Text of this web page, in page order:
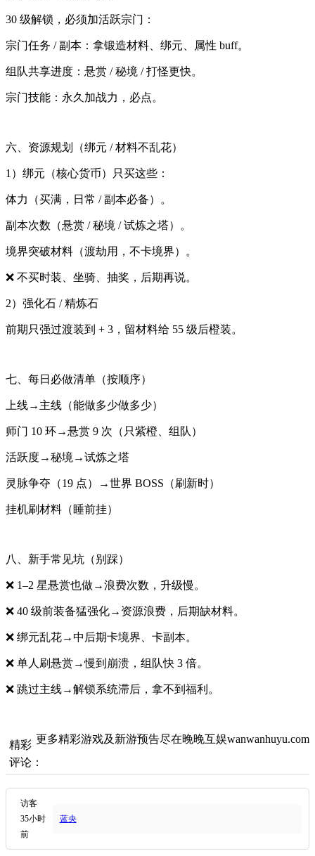
30 级解锁，必须加活跃宗门：
宗门任务 / 副本：拿锻造材料、绑元、属性 buff。
组队共享进度：悬赏 / 秘境 / 打怪更快。
宗门技能：永久加战力，必点。
六、资源规划（绑元 / 材料不乱花）
1）绑元（核心货币）只买这些：
体力（买满，日常 / 副本必备）。
副本次数（悬赏 / 秘境 / 试炼之塔）。
境界突破材料（渡劫用，不卡境界）。
❌ 不买时装、坐骑、抽奖，后期再说。
2）强化石 / 精炼石
前期只强过渡装到 + 3，留材料给 55 级后橙装。
七、每日必做清单（按顺序）
上线→主线（能做多少做多少）
师门 10 环→悬赏 9 次（只紫橙、组队）
活跃度→秘境→试炼之塔
灵脉争夺（19 点）→世界 BOSS（刷新时）
挂机刷材料（睡前挂）
八、新手常见坑（别踩）
❌ 1–2 星悬赏也做→浪费次数，升级慢。
❌ 40 级前装备猛强化→资源浪费，后期缺材料。
❌ 绑元乱花→中后期卡境界、卡副本。
❌ 单人刷悬赏→慢到崩溃，组队快 3 倍。
❌ 跳过主线→解锁系统滞后，拿不到福利。
更多精彩游戏及新游预告尽在晚晚互娱wanwanhuyu.com
精彩
评论：
访客
35小时
前
蓝央